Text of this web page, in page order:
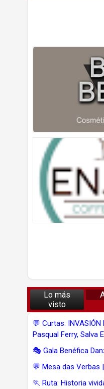
Lo más
visto
💬 Curtas:
Pasqual Ferry, Salva
🎭 Gala Benéfica
💬 Mesa das Verbas
🏃 Ruta: Historia